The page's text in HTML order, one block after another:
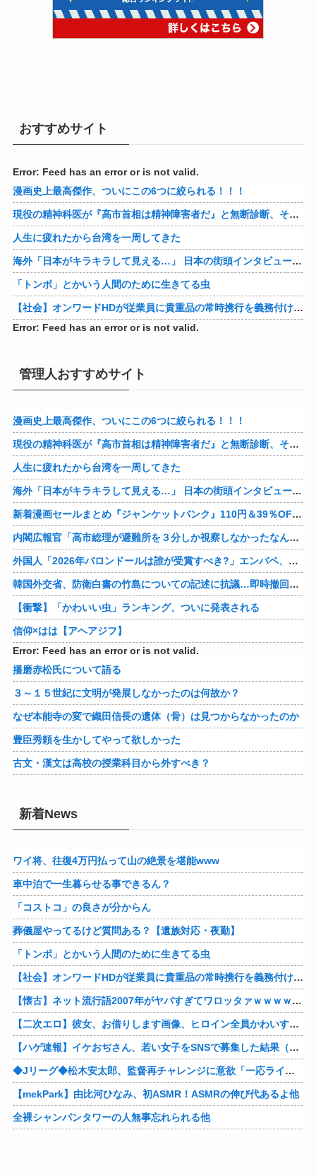
おすすめサイト
Error: Feed has an error or is not valid.
漫画史上最高傑作、ついにこの6つに絞られる！！！
現役の精神科医が『高市首相は精神障害者だ』と無断診断、その結果に左派が歓喜した様子を見せており……
人生に疲れたから台湾を一周してきた
海外「日本がキラキラして見える…」 日本の街頭インタビューに登場した女子高生4人組がエモすぎると話題に
「トンボ」とかいう人間のために生きてる虫
【社会】オンワードHDが従業員に貴重品の常時携行を義務付け 熊本地震被災を受けて
Error: Feed has an error or is not valid.
管理人おすすめサイト
漫画史上最高傑作、ついにこの6つに絞られる！！！
現役の精神科医が『高市首相は精神障害者だ』と無断診断、その結果に左派が歓喜した様子を見せており……
人生に疲れたから台湾を一周してきた
海外「日本がキラキラして見える…」 日本の街頭インタビューに登場した女子高生4人組がエモすぎると話題に
新着漫画セールまとめ『ジャンケットバンク』110円＆39％OFF！『クレヨンしんちゃん』はなんと各33円に！
内閣広報官「高市総理が避難所を３分しか視察しなかったなんてデマ！50分いたぞ😡」 →しかし事実上の視察は数分で正解
外国人「2026年バロンドールは誰が受賞すべき?」エンバペ、今季無冠でも初受賞か!?海外ファンが考える本命とは!?【海外の反応】
韓国外交省、防衛白書の竹島についての記述に抗議…即時撤回要求、日本公使呼び出す！
【衝撃】「かわいい虫」ランキング、ついに発表される
信仰×はは【アヘアジフ】
Error: Feed has an error or is not valid.
播磨赤松氏について語る
３～１５世紀に文明が発展しなかったのは何故か？
なぜ本能寺の変で織田信長の遺体（骨）は見つからなかったのか
豊臣秀頼を生かしてやって欲しかった
古文・漢文は高校の授業科目から外すべき？
新着News
ワイ将、往復4万円払って山の絶景を堪能www
車中泊で一生暮らせる事できるん？
「コストコ」の良さが分からん
葬儀屋やってるけど質問ある？【遺族対応・夜勤】
「トンボ」とかいう人間のために生きてる虫
【社会】オンワードHDが従業員に貴重品の常時携行を義務付け 熊本地震被災を受けて
【懐古】ネット流行語2007年がヤバすぎてワロッタァｗｗｗｗｗｗｗｗ
【二次エロ】彼女、お借りします画像、ヒロイン全員かわいすぎる件ｗ
【ハゲ速報】イケおぢさん、若い女子をSNSで募集した結果（画像あり）
◆Jリーグ◆松木安太郎、監督再チャレンジに意欲「一応ライセンスも持っているので」 ヴェルディ川崎の監督時代には2連覇を達成
【mekPark】由比河ひなみ、初ASMR！ASMRの伸び代あるよ他
全裸シャンパンタワーの人無事忘れられる他